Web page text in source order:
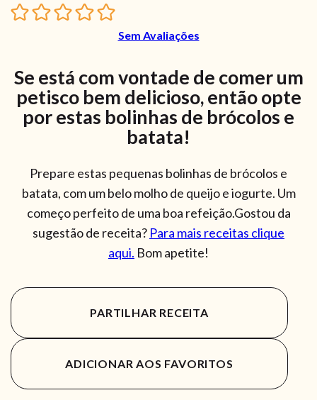
Sem Avaliações
Se está com vontade de comer um
petisco bem delicioso, então opte
por estas bolinhas de brócolos e
batata!
Prepare estas pequenas bolinhas de brócolos e
batata, com um belo molho de queijo e iogurte. Um
começo perfeito de uma boa refeição.Gostou da
sugestão de receita? Para mais receitas clique
aqui. Bom apetite!
PARTILHAR RECEITA
ADICIONAR AOS FAVORITOS